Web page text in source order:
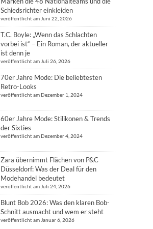
Schiedsrichter einkleiden
veröffentlicht am Juni 22, 2026
T.C. Boyle: „Wenn das Schlachten
vorbei ist“ – Ein Roman, der aktueller
ist denn je
veröffentlicht am Juli 26, 2026
70er Jahre Mode: Die beliebtesten
Retro-Looks
veröffentlicht am Dezember 1, 2024
60er Jahre Mode: Stilikonen & Trends
der Sixties
veröffentlicht am Dezember 4, 2024
Zara übernimmt Flächen von P&C
Düsseldorf: Was der Deal für den
Modehandel bedeutet
veröffentlicht am Juli 24, 2026
Blunt Bob 2026: Was den klaren Bob-
Schnitt ausmacht und wem er steht
veröffentlicht am Januar 6, 2026